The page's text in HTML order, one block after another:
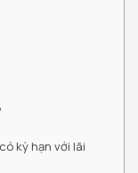
kỳ hạn với lãi